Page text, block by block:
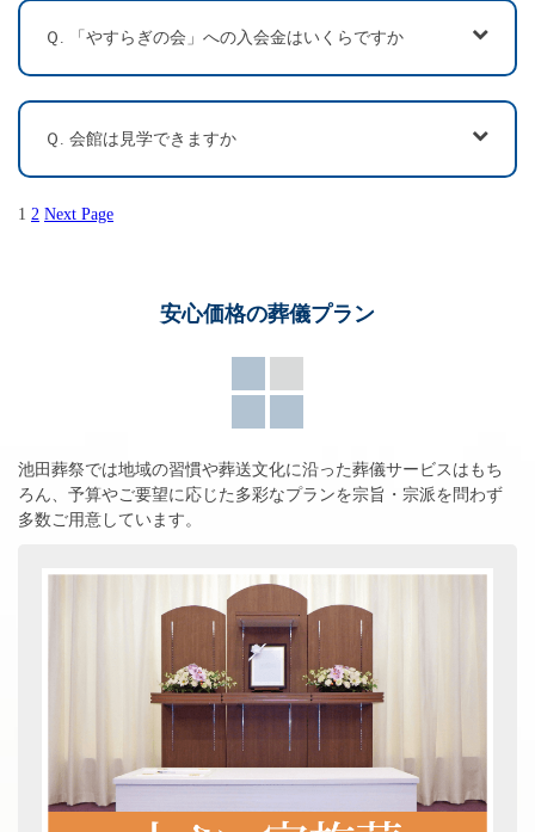
Ｑ. 「やすらぎの会」への入会金はいくらですか
Ｑ. 会館は見学できますか
1 2 Next Page
安心価格の葬儀プラン
池田葬祭では地域の習慣や葬送文化に沿った葬儀サービスはもち
ろん、 予算やご要望に応じた多彩なプランを宗旨・宗派を問わず
多数ご用意しています。